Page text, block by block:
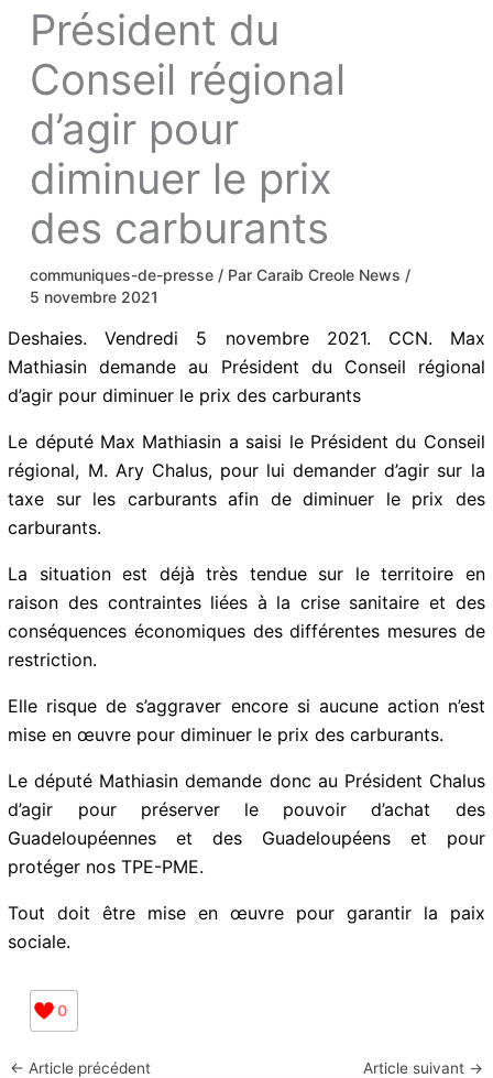
Président du
Conseil régional
d’agir pour
diminuer le prix
des carburants
communiques-de-presse / ParCaraib Creole News /
5 novembre 2021
Deshaies. Vendredi 5 novembre 2021. CCN. Max
Mathiasin demande au Président du Conseil régional
d’agir pour diminuer le prix des carburants
Le député Max Mathiasin a saisi le Président du Conseil
régional, M. Ary Chalus, pour lui demander d’agir sur la
taxe sur les carburants afin de diminuer le prix des
carburants.
La situation est déjà très tendue sur le territoire en
raison des contraintes liées à la crise sanitaire et des
conséquences économiques des différentes mesures de
restriction.
Elle risque de s’aggraver encore si aucune action n’est
mise en œuvre pour diminuer le prix des carburants.
Le député Mathiasin demande donc au Président Chalus
d’agir pour préserver le pouvoir d’achat des
Guadeloupéennes et des Guadeloupéens et pour
protéger nos TPE-PME.
Tout doit être mise en œuvre pour garantir la paix
sociale.
0
← Article précédent Article suivant →